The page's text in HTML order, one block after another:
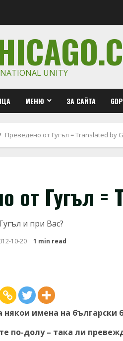
NATIONAL UNITY
МЕНЮ ЗА САЙТА
Преведено от Гугъл = Translated by
от Гугъл =
и при Вас?
10-20 1 min read
някои имена на български
по-долу – така ли